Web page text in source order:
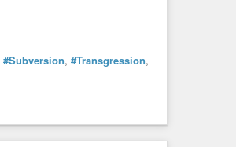
#Subversion, #Transgression,